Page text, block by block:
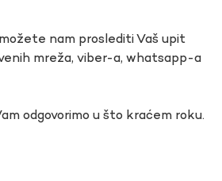
nam proslediti Vaš upit
mreža, viber-a, whatsapp-a
odgovorimo u što kraćem roku.